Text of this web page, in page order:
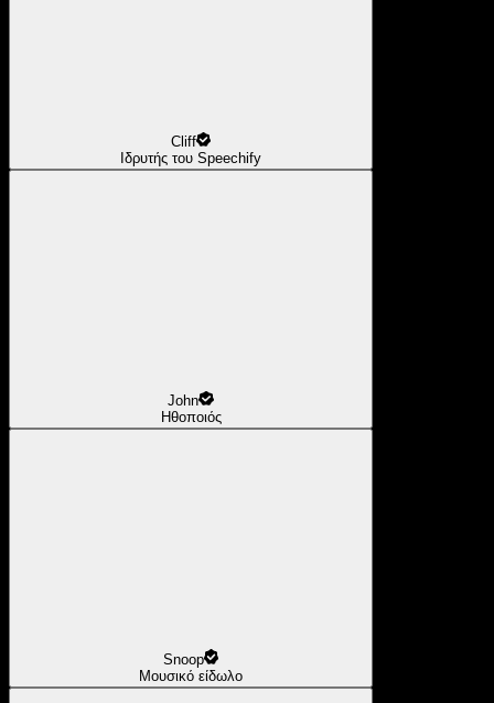
Cliff
Ιδρυτής του Speechify
John
Ηθοποιός
Snoop
Μουσικό είδωλο